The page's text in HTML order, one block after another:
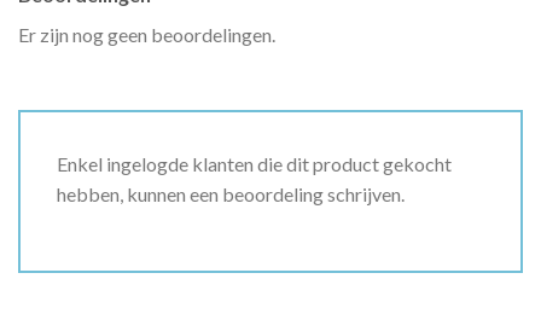
Er zijn nog geen beoordelingen.
Enkel ingelogde klanten die dit product gekocht
hebben, kunnen een beoordeling schrijven.